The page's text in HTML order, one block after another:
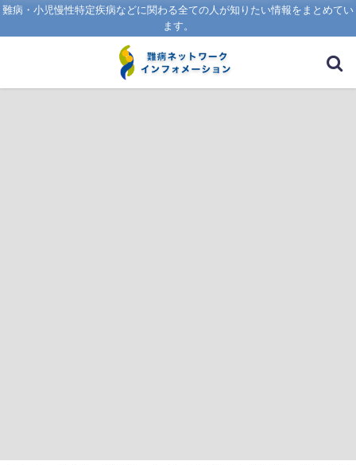
難病・小児慢性特定疾病などに関わる全ての人が知りたい情報をまとめてい
ます。